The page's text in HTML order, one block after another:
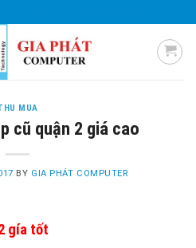
MUA
cũ quận 2 giá cao
BY GIA PHÁT COMPUTER
gía tốt